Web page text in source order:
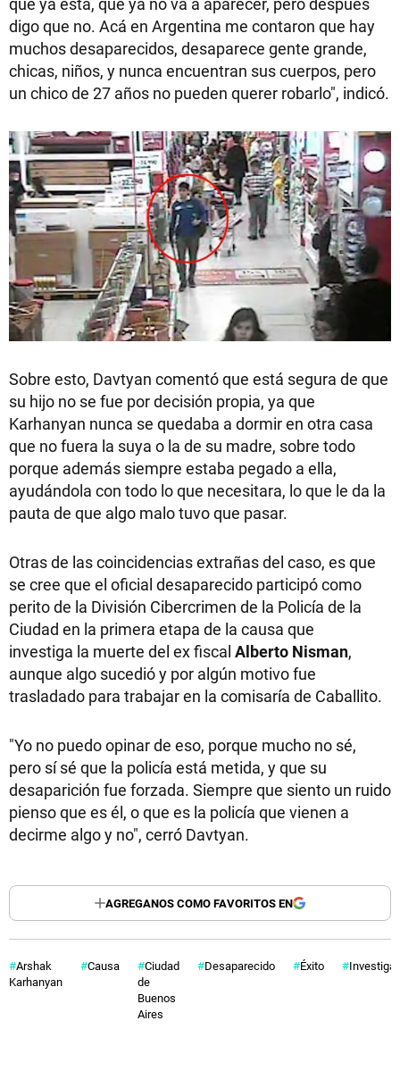
digo que no. Acá en Argentina me contaron que hay
muchos desaparecidos, desaparece gente grande,
chicas, niños, y nunca encuentran sus cuerpos, pero
un chico de 27 años no pueden querer robarlo", indicó.
Sobre esto, Davtyan comentó que está segura de que
su hijo no se fue por decisión propia, ya que
Karhanyan nunca se quedaba a dormir en otra casa
que no fuera la suya o la de su madre, sobre todo
porque además siempre estaba pegado a ella,
ayudándola con todo lo que necesitara, lo que le da la
pauta de que algo malo tuvo que pasar.
Otras de las coincidencias extrañas del caso, es que
se cree que el oficial desaparecido participó como
perito de la División Cibercrimen de la Policía de la
Ciudad en la primera etapa de la causa que
investiga la muerte del ex fiscal Alberto Nisman,
aunque algo sucedió y por algún motivo fue
trasladado para trabajar en la comisaría de Caballito.
"Yo no puedo opinar de eso, porque mucho no sé,
pero sí sé que la policía está metida, y que su
desaparición fue forzada. Siempre que siento un ruido
pienso que es él, o que es la policía que vienen a
decirme algo y no", cerró Davtyan.
AGREGANOS COMO FAVORITOS EN
Arshak
Karhanyan
Causa
Ciudad
de
Buenos
Aires
Desaparecido Éxito